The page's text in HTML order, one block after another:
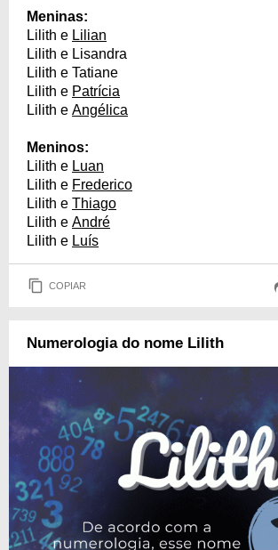
Meninas:
Lilith e Lilian
Lilith e Lisandra
Lilith e Tatiane
Lilith e Patrícia
Lilith e Angélica
Meninos:
Lilith e Luan
Lilith e Frederico
Lilith e Thiago
Lilith e André
Lilith e Luís
COPIAR
Numerologia do nome Lilith